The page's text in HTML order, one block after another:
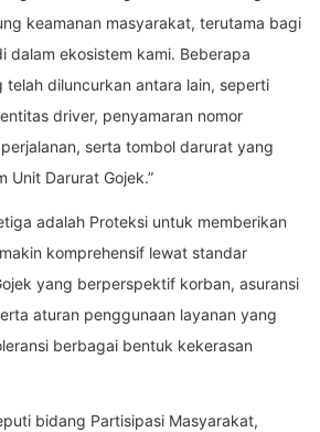
keamanan masyarakat, terutama bagi
dalam ekosistem kami. Beberapa
telah diluncurkan antara lain, seperti
driver, penyamaran nomor
serta tombol darurat yang
Unit Darurat Gojek.”
adalah Proteksi untuk memberikan
komprehensif lewat standar
yang berperspektif korban, asuransi
aturan penggunaan layanan yang
berbagai bentuk kekerasan
bidang Partisipasi Masyarakat,